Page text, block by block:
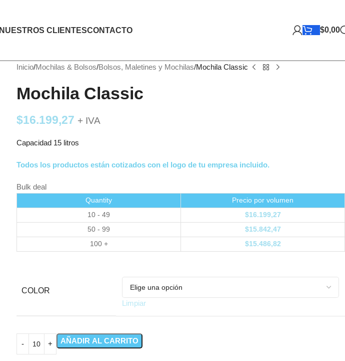
NUESTROS CLIENTESCONTACTO $0,00
Inicio Mochilas & Bolsos Bolsos, Maletines y Mochilas Mochila Classic
Mochila Classic
$16.199,27 + IVA
Capacidad 15 litros
Todos los productos están cotizados con el logo de tu empresa incluido.
Bulk deal
Quantity
Precio por volumen
10 - 49
$16.199,27
50 - 99
$15.842,47
100 +
$15.486,82
COLOR
Limpiar
AÑADIR AL CARRITO